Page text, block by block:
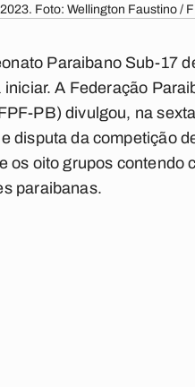
2023. Foto: Wellington Faustino /
Paraibano Sub-17
iniciar. A Federação
PB) divulgou, na
disputa da competição
os oito grupos contendo
paraibanas.